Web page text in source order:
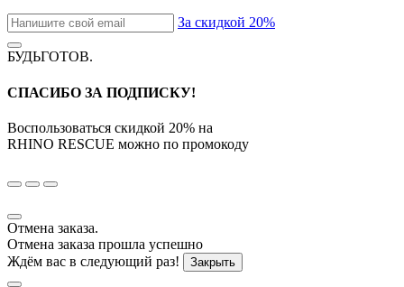
За скидкой 20%
БУДЬГОТОВ.
СПАСИБО ЗА ПОДПИСКУ!
Воспользоваться скидкой 20% на
RHINO RESCUE можно по промокоду
Отмена заказа.
Отмена заказа прошла успешно
Ждём вас в следующий раз!
Закрыть